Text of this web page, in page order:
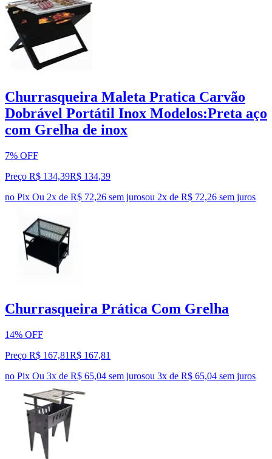
Churrasqueira Maleta Pratica Carvão
Dobrável Portátil Inox Modelos:Preta aço
com Grelha de inox
7% OFF
Preço R$ 134,39R$ 134,39
no Pix Ou 2x de R$ 72,26 sem jurosou 2x de R$ 72,26 sem juros
Churrasqueira Prática Com Grelha
14% OFF
Preço R$ 167,81R$ 167,81
no Pix Ou 3x de R$ 65,04 sem jurosou 3x de R$ 65,04 sem juros